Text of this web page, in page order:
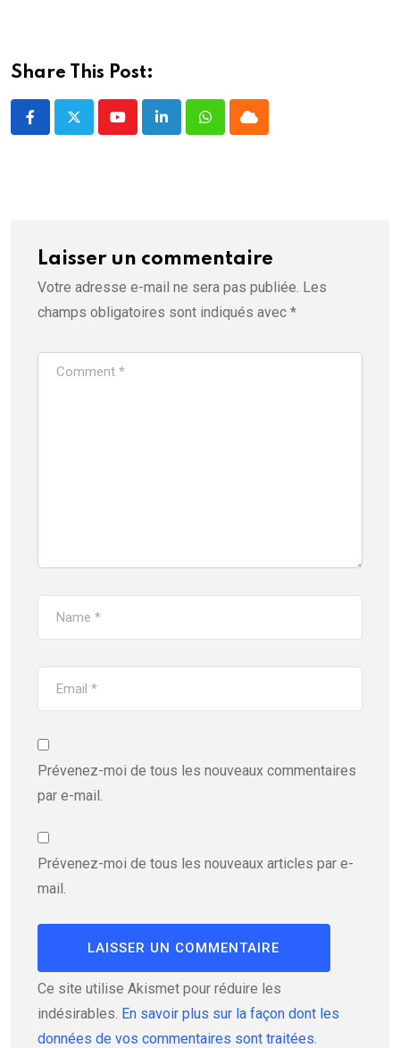
Share This Post:
YoutubeLinkedInWhatsappCloud
Laisser un commentaire
Votre adresse e-mail ne sera pas publiée. Les
champs obligatoires sont indiqués avec *
Prévenez-moi de tous les nouveaux commentaires
par e-mail.
Prévenez-moi de tous les nouveaux articles par e-
mail.
Ce site utilise Akismet pour réduire les
indésirables. En savoir plus sur la façon dont les
données de vos commentaires sont traitées